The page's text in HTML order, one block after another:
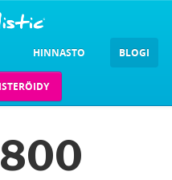
HINNASTO BLOGI